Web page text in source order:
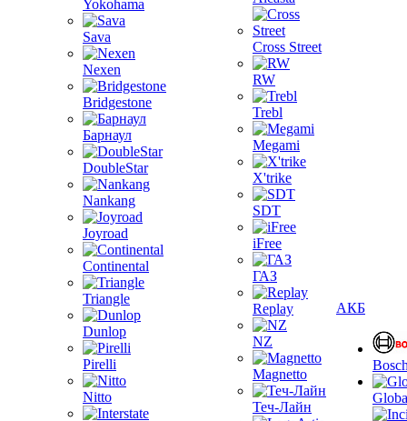
Yokohama
Sava
Nexen
Bridgestone
Барнаул
DoubleStar
Nankang
Joyroad
Continental
Triangle
Dunlop
Pirelli
Nitto
Cross Street
RW
Trebl
Megami
X'trike
SDT
iFree
ГАЗ
Replay
NZ
Magnetto
Теч-Лайн
АКБ